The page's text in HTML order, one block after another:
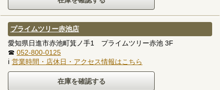
プライムツリー赤池店
愛知県日進市赤池町箕ノ手1 プライムツリー赤池 3F
☎ 052-800-0125
ℹ 営業時間・店休日・アクセス情報はこちら